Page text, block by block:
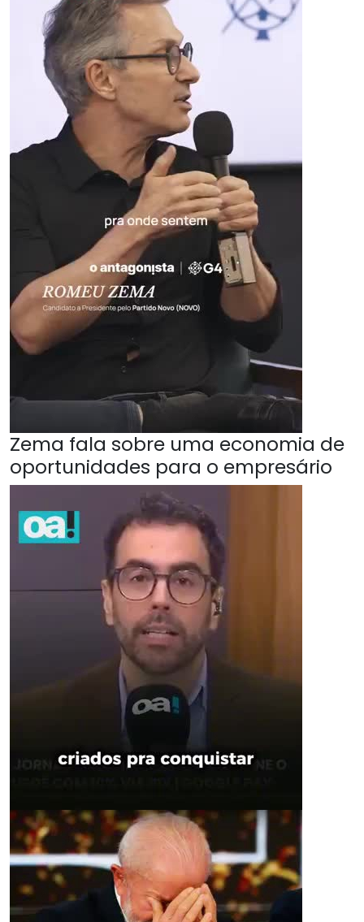
Zema fala sobre uma economia de
oportunidades para o empresário